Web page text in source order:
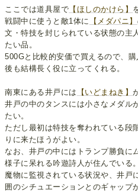
ここでは道具屋で 【ほしのかけら】
戦闘中に使うと敵1体に
【メダパニ】
文・特技を封じられている状態の主
たい品。
500Gと比較的安価で買えるので、
後も結構長く役に立ってくれる。
南東にある井戸には 【いどまねき】
井戸の中のタンスには小さなメダル
たい。
ただし最初は特技を奪われている段
りに来たほうがよい。
なお、井戸の中にはトランプ勝負に
様子に呆れる吟遊詩人が住んでいる。
魔物に監視されている状況や、井戸
囲のシチュエーションとのギャップ